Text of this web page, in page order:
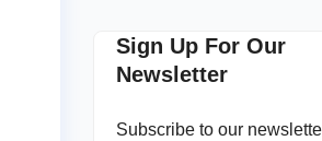
Sign Up For Our
Newsletter
Subscribe to our